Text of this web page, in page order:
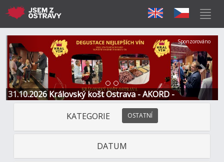
31.10.2026 Královský košt Ostrava - AKORD -
Restaurace a Hotel
Předchozí Další
Sponzorováno
KATEGORIE OSTATNÍ
DATUM